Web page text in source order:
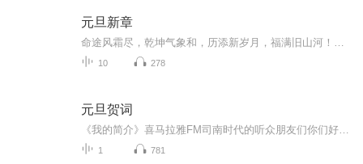
元旦新章
10 278
元旦贺词
1 781